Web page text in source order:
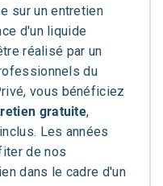
sur un entretien
d'un liquide
réalisé par un
du
vous bénéficiez
gratuite,
Les années
de nos
dans le cadre d'un